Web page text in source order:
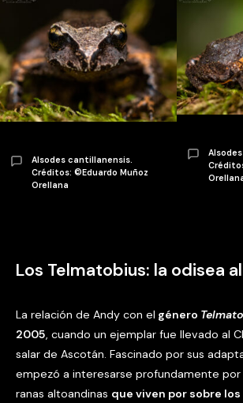
Alsodes cantillanensis.
Créditos: ©Eduardo Muñoz
Orellana
Los Telmatobius: la odisea
La relación de Andy con el género
2005 , cuando un ejemplar fue llevado al
salar de Ascotán. Fascinado por sus
empezó a interesarse profundamente
ranas altoandinas que viven por sobre